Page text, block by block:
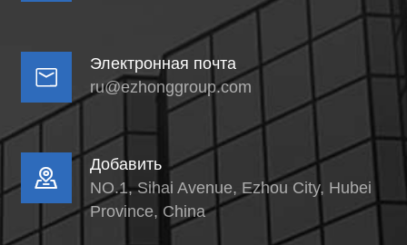

Электронная почта
ru@ezhonggroup.com

Добавить
NO.1, Sihai Avenue, Ezhou City, Hubei
Province, China